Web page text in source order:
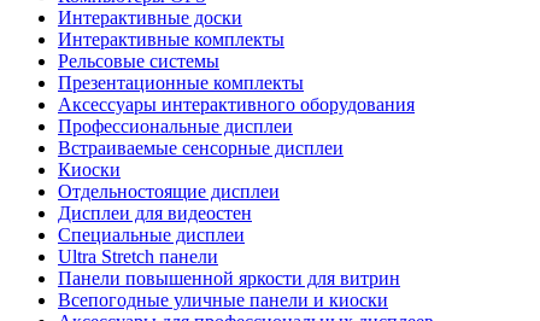
Интерактивные доски
Интерактивные комплекты
Рельсовые системы
Презентационные комплекты
Аксессуары интерактивного оборудования
Профессиональные дисплеи
Встраиваемые сенсорные дисплеи
Киоски
Отдельностоящие дисплеи
Дисплеи для видеостен
Специальные дисплеи
Ultra Stretch панели
Панели повышенной яркости для витрин
Всепогодные уличные панели и киоски